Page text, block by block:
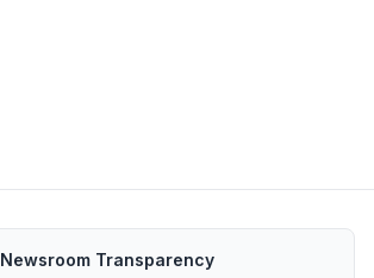
Newsroom Transparency